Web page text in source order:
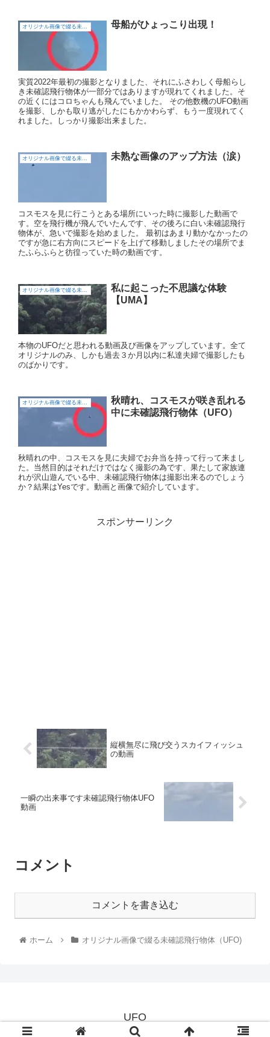
オリジナル画像で綴る未確認飛行物体（UFO) 母船がひょっこり出現！
実質2022年最初の撮影となりました、それにふさわしく母船らし
き未確認飛行物体が一部分ではありますが現れてくれました。そ
の近くにはコロちゃんも飛んでいました。 その他数機のUFO動画
を撮影、しかも取り逃がしたにもかかわらず、もう一度現れてく
れました。しっかり撮影出来ました。
オリジナル画像で綴る未確認飛行物体（UFO) 未熟な画像のアップ方法（涙）
コスモスを見に行こうとある場所にいった時に撮影した動画で
す。空を飛行機が飛んでいたんです、その後ろに白い未確認飛行
物体が、急いで撮影を始めました。 最初はあまり動かなかったの
ですが急に右方向にスピードを上げて移動しましたその場所でま
たふらふらと彷徨っていた時の動画です。
オリジナル画像で綴る未確認飛行物体（UFO)
私に起こった不思議な体験
【UMA】
本物のUFOだと思われる動画及び画像をアップしています。全て
オリジナルのみ、しかも過去３か月以内に私達夫婦で撮影したも
のばかりです。
オリジナル画像で綴る未確認飛行物体（UFO)
秋晴れ、コスモスが咲き乱れる
中に未確認飛行物体（UFO）
秋晴れの中、コスモスを見に夫婦でお弁当を持って行って来まし
た。当然目的はそれだけではなく撮影の為です、果たして家族連
れが沢山遊んでいる中、未確認飛行物体は撮影出来るのでしょう
か？結果はYesです。動画と画像で紹介しています。
スポンサーリンク
縦横無尽に飛び交うスカイフィッシュ
の動画
一瞬の出来事です未確認飛行物体UFO
動画
コメント
コメントを書き込む
ホーム オリジナル画像で綴る未確認飛行物体（UFO)
UFO
© 2021 UFO.